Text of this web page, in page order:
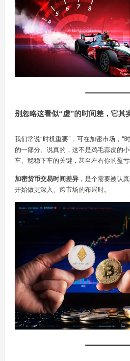
别忽略这看似“虚”的时间差，它其
我们常说“时机重要”，可在加密市场，“
的一部分。说真的，这不是鸡毛蒜皮的
车、稳稳下车的关键，甚至左右你的盈亏
加密货币交易时间差异 ，是个需要被认
开始做更深入、跨市场的布局时。